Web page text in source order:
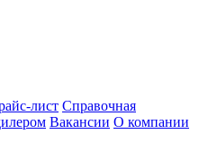
лист Справочная
Вакансии О компании